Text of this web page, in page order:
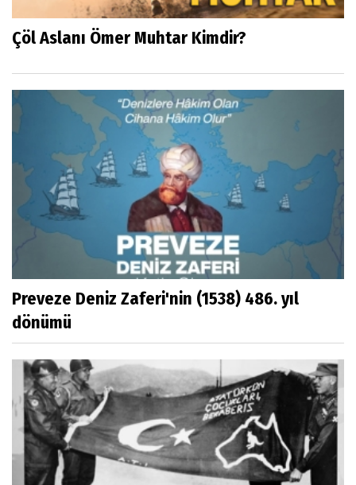
Çöl Aslanı Ömer Muhtar Kimdir?
Preveze Deniz Zaferi'nin (1538) 486. yıl
dönümü